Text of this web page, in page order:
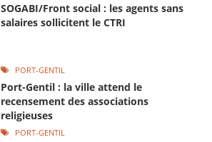
SOGABI/Front social : les agents sans
salaires sollicitent le CTRI
PORT-GENTIL
Port-Gentil : la ville attend le
recensement des associations
religieuses
PORT-GENTIL